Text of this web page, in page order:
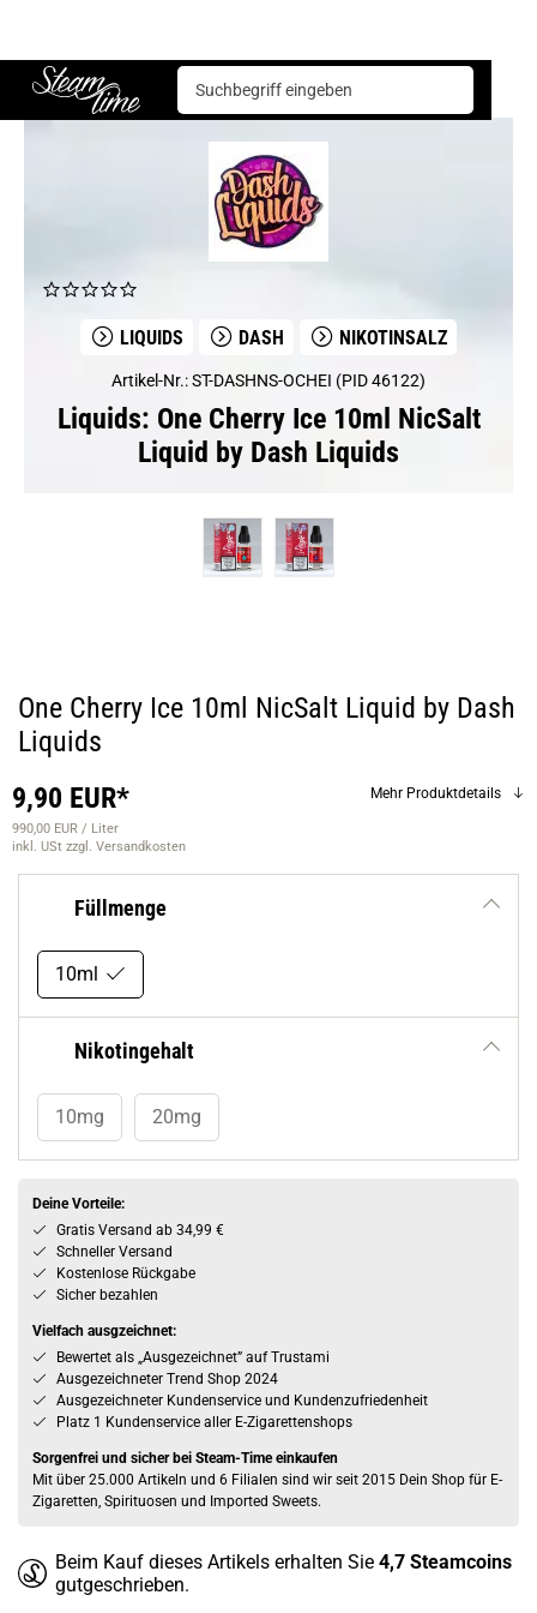
Steam time
Liquids One Cherry Ice 10ml NicSalt Liquid by Dash Liquids
LIQUIDS DASH NIKOTINSALZ
Artikel-Nr.: ST-DASHNS-OCHEI (PID 46122)
Liquids: One Cherry Ice 10ml NicSalt
Liquid by Dash Liquids
One Cherry Ice 10ml NicSalt Liquid by Dash
Liquids
9,90 EUR*
990,00 EUR / Liter
inkl. USt zzgl. Versandkosten
Mehr Produktdetails
Füllmenge
10ml
Nikotingehalt
10mg 20mg
Deine Vorteile:
Gratis Versand ab 34,99 €
Schneller Versand
Kostenlose Rückgabe
Sicher bezahlen
Vielfach ausgzeichnet:
Bewertet als „Ausgezeichnet” auf Trustami
Ausgezeichneter Trend Shop 2024
Ausgezeichneter Kundenservice und Kundenzufriedenheit
Platz 1 Kundenservice aller E-Zigarettenshops
Sorgenfrei und sicher bei Steam-Time einkaufen
Mit über 25.000 Artikeln und 6 Filialen sind wir seit 2015 Dein Shop für E-
Zigaretten, Spirituosen und Imported Sweets.
Beim Kauf dieses Artikels erhalten Sie 4,7 Steamcoins
gutgeschrieben.